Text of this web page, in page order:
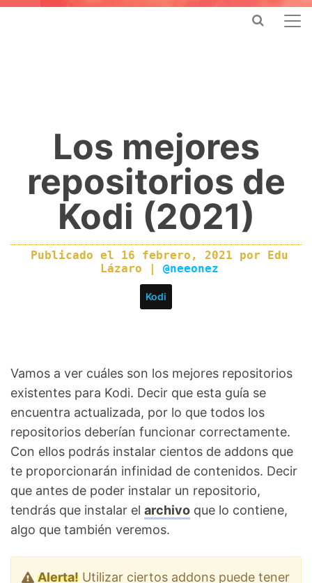
Los mejores
repositorios de
Kodi (2021)
Publicado el 16 febrero, 2021 por Edu
Lázaro | @neeonez
Kodi
Vamos a ver cuáles son los mejores repositorios
existentes para Kodi. Decir que esta guía se
encuentra actualizada, por lo que todos los
repositorios deberían funcionar correctamente.
Con ellos podrás instalar cientos de addons que
te proporcionarán infinidad de contenidos. Decir
que antes de poder instalar un repositorio,
tendrás que instalar el archivo que lo contiene,
algo que también veremos.
Alerta! Utilizar ciertos addons puede tener